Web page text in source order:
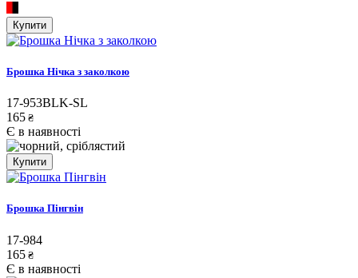
Купити
Брошка Нічка з заколкою
17-953BLK-SL
165 ₴
Є в наявності
Купити
Брошка Пінгвін
17-984
165 ₴
Є в наявності